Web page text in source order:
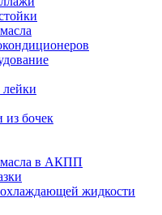
из бочек
масла в АКПП
жидкости